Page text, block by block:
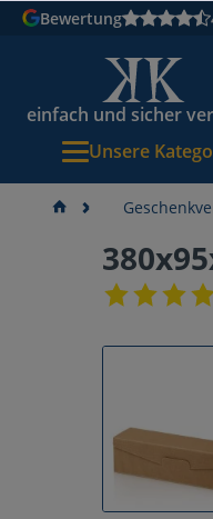
Bewertung
einfach und sicher
Unsere